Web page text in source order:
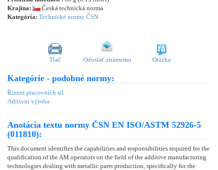
Krajina:
Česká technická norma
Kategória: Technické normy ČSN
Tlač Odoslať známemu Otázka
Kategórie - podobné normy:
Řízení pracovních sil
Aditivní výroba
Anotácia textu normy ČSN EN ISO/ASTM 52926-5
(011810):
This document identifies the capabilities and responsibilities required for the
qualification of the AM operators on the field of the additive manufacturing
technologies dealing with metallic parts production, specifically for the